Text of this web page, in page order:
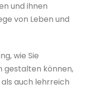
und ihnen
von Leben und
wie Sie
gestalten können,
auch lehrreich